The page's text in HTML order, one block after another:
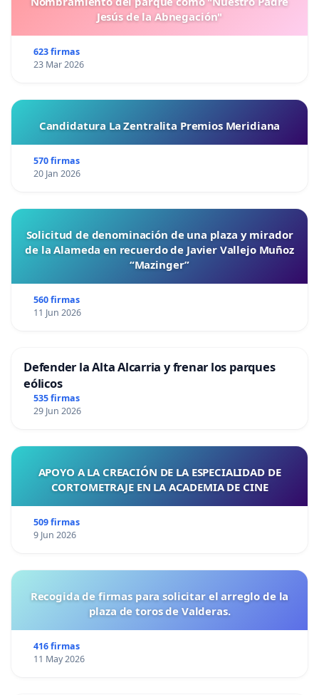
Jesús de la Abnegación"
623 firmas
23 Mar 2026
Candidatura La Zentralita Premios Meridiana
570 firmas
20 Jan 2026
Solicitud de denominación de una plaza y mirador
de la Alameda en recuerdo de Javier Vallejo Muñoz
“Mazinger”
560 firmas
11 Jun 2026
Defender la Alta Alcarria y frenar los parques
eólicos
535 firmas
29 Jun 2026
APOYO A LA CREACIÓN DE LA ESPECIALIDAD DE
CORTOMETRAJE EN LA ACADEMIA DE CINE
509 firmas
9 Jun 2026
Recogida de firmas para solicitar el arreglo de la
plaza de toros de Valderas.
416 firmas
11 May 2026